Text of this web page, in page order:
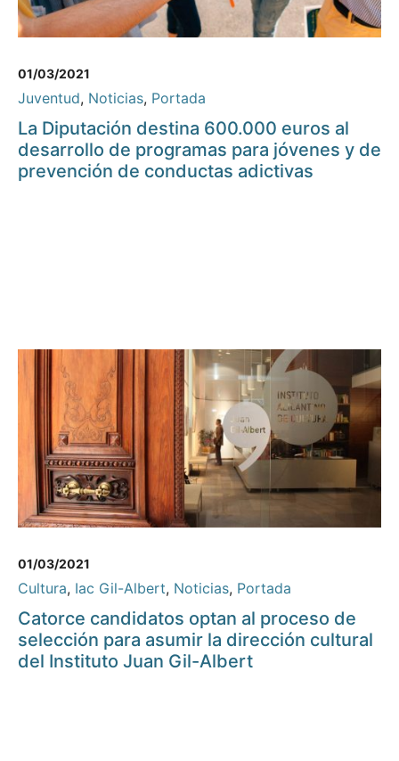
01/03/2021
Juventud, Noticias, Portada
La Diputación destina 600.000 euros al
desarrollo de programas para jóvenes y de
prevención de conductas adictivas
01/03/2021
Cultura, Iac Gil-Albert, Noticias, Portada
Catorce candidatos optan al proceso de
selección para asumir la dirección cultural
del Instituto Juan Gil-Albert